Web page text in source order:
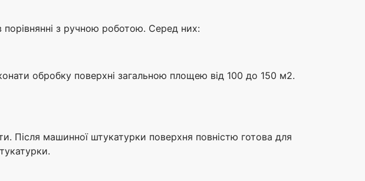
з ручною роботою. Серед них:
обробку поверхні загальною площею від 100 до 150 м2.
Після машинної штукатурки поверхня повністю готова для